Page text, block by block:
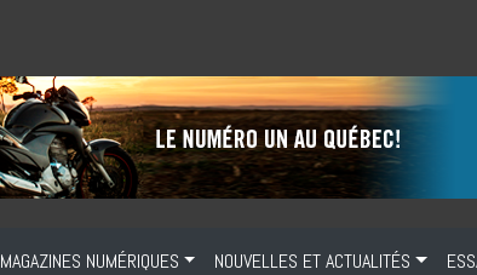
MAGAZINES NUMÉRIQUES NOUVELLES ET ACTUALITÉS